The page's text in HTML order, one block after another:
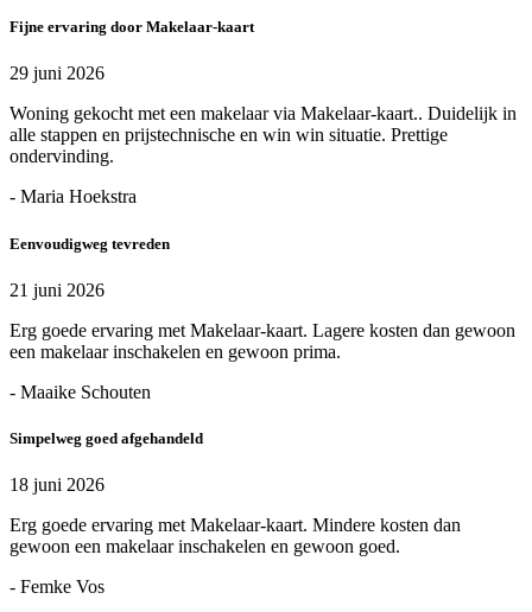
Fijne ervaring door Makelaar-kaart
29 juni 2026
Woning gekocht met een makelaar via Makelaar-kaart.. Duidelijk in
alle stappen en prijstechnische en win win situatie. Prettige
ondervinding.
- Maria Hoekstra
Eenvoudigweg tevreden
21 juni 2026
Erg goede ervaring met Makelaar-kaart. Lagere kosten dan gewoon
een makelaar inschakelen en gewoon prima.
- Maaike Schouten
Simpelweg goed afgehandeld
18 juni 2026
Erg goede ervaring met Makelaar-kaart. Mindere kosten dan
gewoon een makelaar inschakelen en gewoon goed.
- Femke Vos